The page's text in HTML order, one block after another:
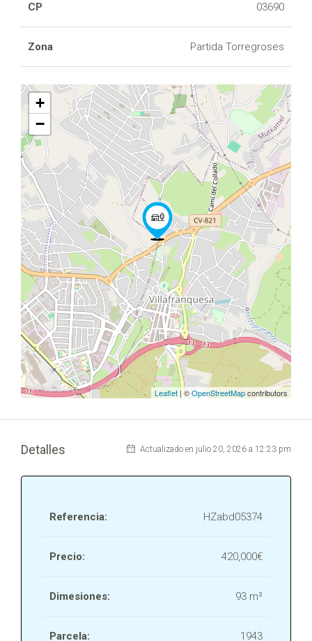
CP 03690
Zona Partida Torregroses
+
−
Leaflet | ©OpenStreetMapcontributors
Detalles Actualizado en julio 20, 2026 a 12:23 pm
Referencia: HZabd05374
Precio: 420,000€
Dimesiones: 93 m²
Parcela: 1943